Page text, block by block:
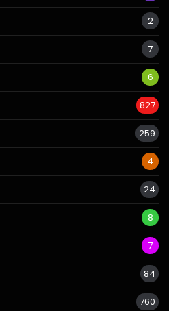
2
7
6
827
259
4
24
8
7
84
760